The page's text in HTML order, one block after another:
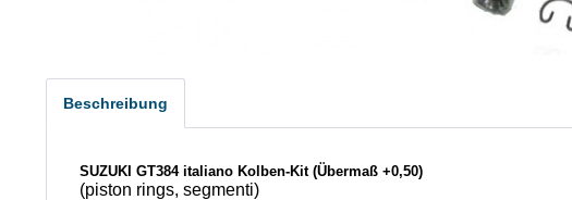
Beschreibung
SUZUKI GT384 italiano Kolben-Kit (Übermaß +0,50)
(piston rings, segmenti)